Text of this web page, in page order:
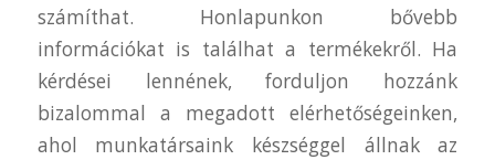
számíthat. Honlapunkon bővebb
információkat is találhat a termékekről. Ha
kérdései lennének, forduljon hozzánk
bizalommal a megadott elérhetőségeinken,
ahol munkatársaink készséggel állnak az